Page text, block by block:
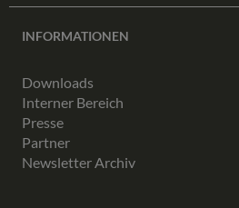
INFORMATIONEN
Downloads
Interner Bereich
Presse
Partner
Newsletter Archiv